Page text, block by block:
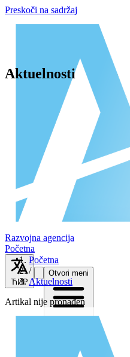
Preskoči na sadržaj
Razvojna agencija
Početna
ЋИР
Otvori meni
Aktuelnosti
Početna
/
Aktuelnosti
Artikal nije pronađen